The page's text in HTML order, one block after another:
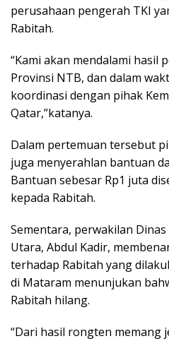
perusahaan pengerah TKI
Rabitah.
“Kami akan mendalami hasil
Provinsi NTB, dan dalam
koordinasi dengan pihak
Qatar,”katanya.
Dalam pertemuan tersebut
juga menyerahlan bantuan
Bantuan sebesar Rp1 juta
kepada Rabitah.
Sementara, perwakilan
Utara, Abdul Kadir,
terhadap Rabitah yang
di Mataram menunjukan
Rabitah hilang.
“Dari hasil rongten memang